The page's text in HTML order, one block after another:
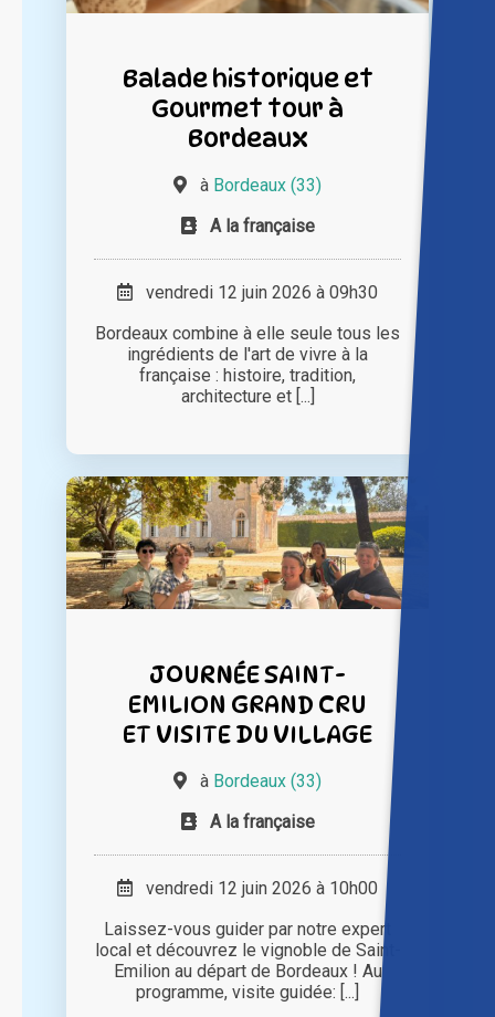
Balade historique et
Gourmet tour à
Bordeaux
à Bordeaux (33)
A la française
vendredi 12 juin 2026 à 09h30
Bordeaux combine à elle seule tous les
ingrédients de l'art de vivre à la
française : histoire, tradition,
architecture et [...]
JOURNÉE SAINT-
EMILION GRAND CRU
ET VISITE DU VILLAGE
à Bordeaux (33)
A la française
vendredi 12 juin 2026 à 10h00
Laissez-vous guider par notre expert
local et découvrez le vignoble de Saint-
Emilion au départ de Bordeaux ! Au
programme, visite guidée: [...]